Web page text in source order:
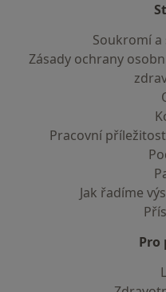
Soukromí
Zásady ochrany
Pracovní
Jak řadíme
Pro